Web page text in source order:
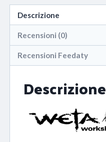
Descrizione
Recensioni (0)
Recensioni Feedaty
Descrizione